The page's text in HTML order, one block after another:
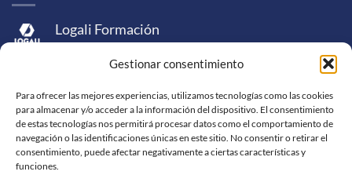
Gestionar consentimiento
Para ofrecer las mejores experiencias, utilizamos tecnologías como las cookies
para almacenar y/o acceder a la información del dispositivo. El consentimiento
de estas tecnologías nos permitirá procesar datos como el comportamiento de
navegación o las identificaciones únicas en este sitio. No consentir o retirar el
consentimiento, puede afectar negativamente a ciertas características y
funciones.
Logali Formación
Logali Consultoría
Logali Ingeniería